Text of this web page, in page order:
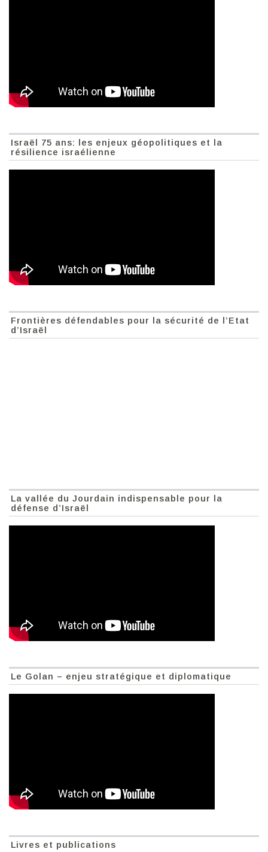
Israël 75 ans: les enjeux géopolitiques et la
résilience israélienne
Frontières défendables pour la sécurité de l’Etat
d’Israël
La vallée du Jourdain indispensable pour la
défense d’Israël
Le Golan – enjeu stratégique et diplomatique
Livres et publications